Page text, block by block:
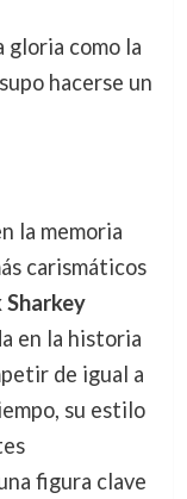
como la
hacerse un
la memoria
carismáticos
Sharkey
en la historia
de igual a
su estilo
figura clave